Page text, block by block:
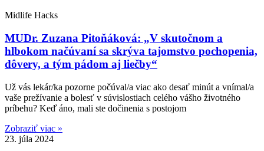
Midlife Hacks
MUDr. Zuzana Pitoňáková: „V skutočnom a
hlbokom načúvaní sa skrýva tajomstvo pochopenia,
dôvery, a tým pádom aj liečby“
Už vás lekár/ka pozorne počúval/a viac ako desať minút a vnímal/a
vaše prežívanie a bolesť v súvislostiach celého vášho životného
príbehu? Keď áno, mali ste dočinenia s postojom
Zobraziť viac »
23. júla 2024